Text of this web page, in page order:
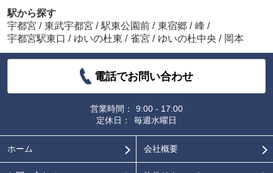
駅から探す
宇都宮 / 東武宇都宮 / 駅東公園前 / 東宿郷 / 峰 /
宇都宮駅東口 / ゆいの杜東 / 雀宮 / ゆいの杜中央 / 岡本
電話でお問い合わせ
営業時間：
9:00 - 17:00
定休日：
毎週水曜日
ホーム 会社概要